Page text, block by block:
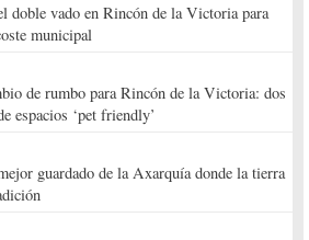
doble vado en Rincón de la Victoria para
municipal
de rumbo para Rincón de la Victoria: dos
espacios ‘pet friendly’
guardado de la Axarquía donde la tierra